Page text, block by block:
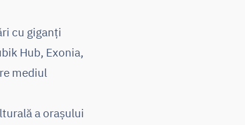
cu giganți
Hub, Exonia,
mediul
a orașului